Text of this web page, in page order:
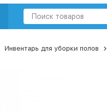
Инвентарь для уборки полов